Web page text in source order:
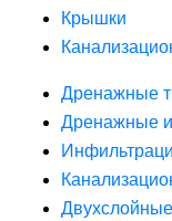
Крышки
Дренажные
Дренажные